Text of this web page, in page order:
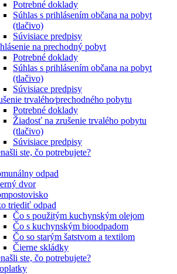
Potrebné doklady
Súhlas s prihlásením občana na pobyt
(tlačivo)
Súvisiace predpisy
na prechodný pobyt
Potrebné doklady
Súhlas s prihlásením občana na pobyt
(tlačivo)
Súvisiace predpisy
trvalého⁄prechodného pobytu
Potrebné doklady
Žiadosť na zrušenie trvalého pobytu
(tlačivo)
Súvisiace predpisy
ste, čo potrebujete?
odpad
dvor
triediť odpad
Čo s použitým kuchynským olejom
Čo s kuchynským bioodpadom
Čo so starým šatstvom a textilom
Čierne skládky
ste, čo potrebujete?